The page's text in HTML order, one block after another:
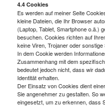
4.4 Cookies
Es werden auf meiner Seite
kleine Dateien, die Ihr Browser
(Laptop, Tablet, Smartphone o.ä.)
besuchen. Cookies richten auf
keine Viren, Trojaner oder
In dem Cookie werden
Zusammenhang mit dem
bedeutet jedoch nicht, dass wir
Identität erhalten.
Der Einsatz von Cookies dient
Sie angenehmer zu gestalten. So
eingesetzt, um zu erkennen, dass